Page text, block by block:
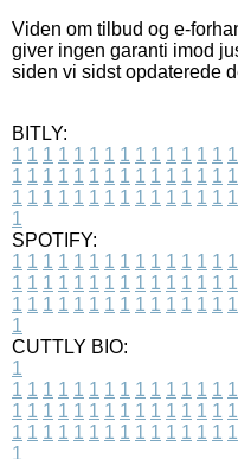
Viden om tilbud og e-
giver ingen garanti imod
siden vi sidst opdaterede
BITLY:
1 1 1 1 1 1 1 1 1 1 1 1 1 1 1
1 1 1 1 1 1 1 1 1 1 1 1 1 1 1
1 1 1 1 1 1 1 1 1 1 1 1 1 1 1
1
SPOTIFY:
1 1 1 1 1 1 1 1 1 1 1 1 1 1 1
1 1 1 1 1 1 1 1 1 1 1 1 1 1 1
1 1 1 1 1 1 1 1 1 1 1 1 1 1 1
1
CUTTLY BIO:
1
1 1 1 1 1 1 1 1 1 1 1 1 1 1 1
1 1 1 1 1 1 1 1 1 1 1 1 1 1 1
1 1 1 1 1 1 1 1 1 1 1 1 1 1 1
1